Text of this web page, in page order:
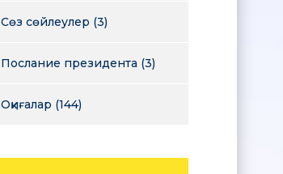
Сөз сөйлеулер (3)
Послание президента (3)
Оқиғалар (144)